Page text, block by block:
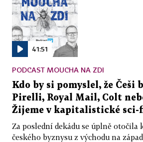
41:51
PODCAST MOUCHA NA ZDI
Kdo by si pomyslel, že Češi
Pirelli, Royal Mail, Colt
Žijeme v kapitalistické sci-
Za poslední dekádu se úplně otočila
českého byznysu z východu na